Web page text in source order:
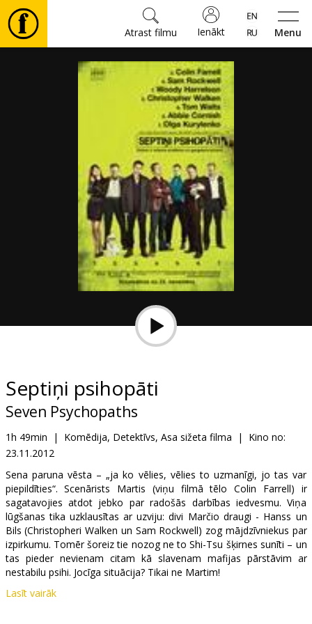
Menu
Ienākt
Atrast filmu
Pasākumi
B2B
Kino
Klubs
Septiņi psihopāti
Seven Psychopaths
1h 49min | Komēdija, Detektīvs, Asa sižeta filma |
Kino no:
23.11.2012
Sena paruna vēsta – „ja ko vēlies, vēlies to uzmanīgi, jo tas var
piepildīties“. Scenārists Martis (viņu filmā tēlo Colin Farrell) ir
sagatavojies atdot jebko par radošās darbības iedvesmu. Viņa
lūgšanas tika uzklausītas ar uzviju: divi Marčio draugi - Hanss un
Bils (Christopheri Walken un Sam Rockwell) zog mājdzīvniekus par
izpirkumu. Tomēr šoreiz tie nozog ne to Shi-Tsu šķirnes sunīti – un
tas pieder nevienam citam kā slavenam mafijas pārstāvim ar
nestabilu psihi. Jocīga situācija? Tikai ne Martim!
Filmā piedalās arī Colin Farrell (“In Bruges”, “Total recal”), Sam
Lasīt vairāk